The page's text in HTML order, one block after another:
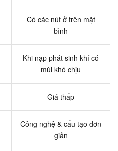
Có các nút ở trên mặt
bình
Khi nạp phát sinh khí có
mùi khó chịu
Giá thấp
Công nghệ & cấu tạo đơn
giản